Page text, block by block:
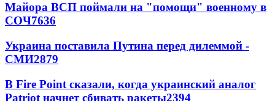
Майора ВСП поймали на "помощи" военному в
СОЧ7636
Украина поставила Путина перед дилеммой -
СМИ2879
В Fire Point сказали, когда украинский аналог
Patriot начнет сбивать ракеты2394